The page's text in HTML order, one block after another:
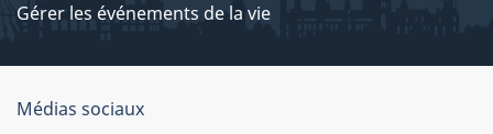
Gérer les événements de la vie
Organisation
Médias sociaux